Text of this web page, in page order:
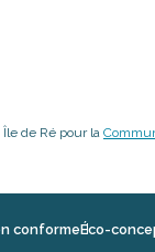
Île de Ré pour la
conformeÉco-